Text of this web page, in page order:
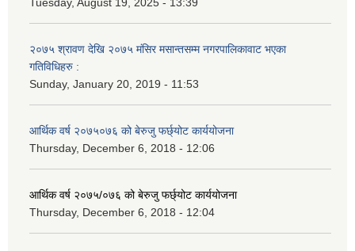
२०७५ श्रावण देखि २०७५ मंसिर मसान्तसम्म नगरपालिकावाट भएका
गतिविधिहरु :
Sunday, January 20, 2019 - 11:53
आर्थिक वर्ष २०७५०७६ को बेरुजु फर्छ्योट कार्ययोजना
Thursday, December 6, 2018 - 12:06
आर्थिक वर्ष २०७५/०७६ को बेरुजु फर्छ्योट कार्ययोजना
Thursday, December 6, 2018 - 12:04